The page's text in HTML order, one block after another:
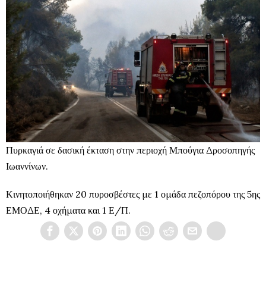
Πυρκαγιά σε δασική έκταση στην περιοχή Μπούγια Δροσοπηγής
Ιωαννίνων.
Κινητοποιήθηκαν 20 πυροσβέστες με 1 ομάδα πεζοπόρου της 5ης
ΕΜΟΔΕ, 4 οχήματα και 1 Ε/Π.